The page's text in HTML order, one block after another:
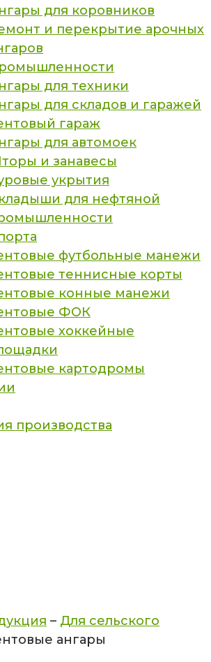
для коровников
и перекрытие арочных
для техники
для складов и гаражей
гараж
для автомоек
и занавесы
укрытия
для нефтяной
футбольные манежи
теннисные корты
конные манежи
ФОК
хоккейные
картодромы
производства
– Для сельского
ангары